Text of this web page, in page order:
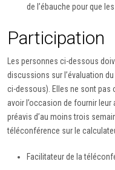
de l’ébauche pour que
Participation
Les personnes ci-dessous
discussions sur l’évaluation
ci-dessous). Elles ne sont pas
avoir l’occasion de fournir
préavis d’au moins trois
téléconférence sur le
Facilitateur de la